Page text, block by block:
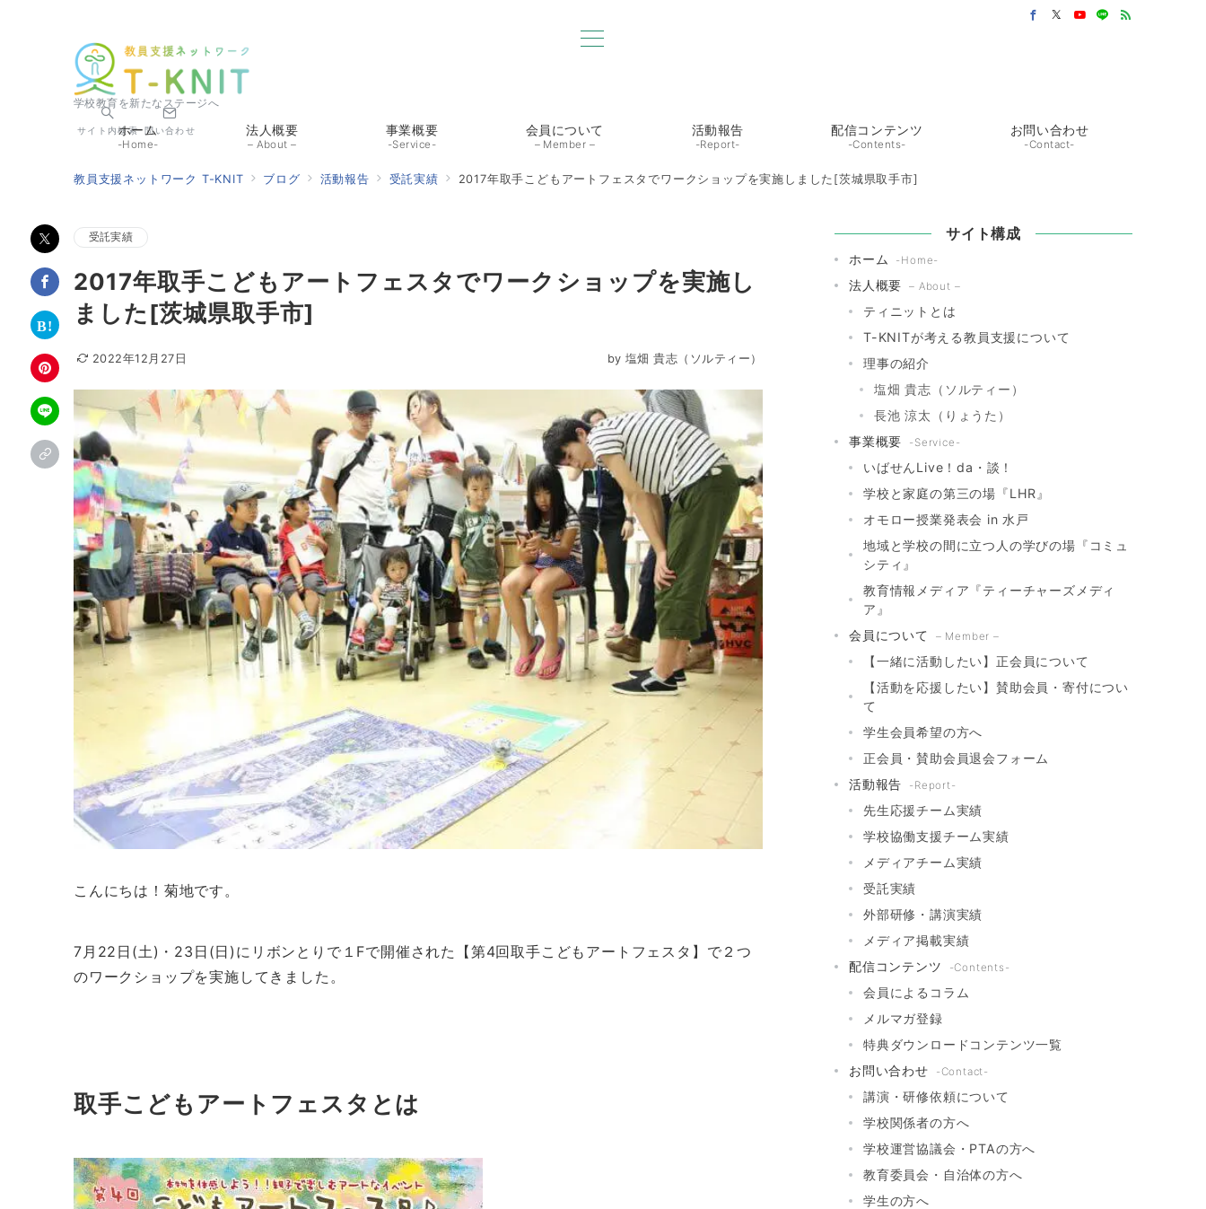
学校教育を新たなステージへ
サイト内検索 問い合わせ
ホーム
-Home-
法人概要
– About –
事業概要
-Service-
会員について
– Member –
活動報告
-Report-
配信コンテンツ
-Contents-
お問い合わせ
-Contact-
教員支援ネットワーク T-KNIT ブログ 活動報告 受託実績 2017年取手こどもアートフェスタでワークショップを実施しました[茨城県取手市]
受託実績
2017年取手こどもアートフェスタでワークショップを実施し
ました[茨城県取手市]
2022年12月27日 by 塩畑 貴志（ソルティー）
こんにちは！菊地です。
7月22日(土)・23日(日)にリボンとりで１Fで開催された【第4回取手こどもアートフェスタ】で２つ
のワークショップを実施してきました。
取手こどもアートフェスタとは
サイト構成
ホーム -Home-
法人概要 – About –
ティニットとは
T-KNITが考える教員支援について
理事の紹介
塩畑 貴志（ソルティー）
長池 涼太（りょうた）
事業概要
-Service-
いばせんLive！da・談！
学校と家庭の第三の場『LHR』
オモロー授業発表会 in 水戸
地域と学校の間に立つ人の学びの場『コミュ
シティ』
教育情報メディア『ティーチャーズメディ
ア』
会員について
– Member –
【一緒に活動したい】正会員について
【活動を応援したい】賛助会員・寄付につい
て
学生会員希望の方へ
正会員・賛助会員退会フォーム
活動報告
-Report-
先生応援チーム実績
学校協働支援チーム実績
メディアチーム実績
受託実績
外部研修・講演実績
メディア掲載実績
配信コンテンツ
-Contents-
会員によるコラム
メルマガ登録
特典ダウンロードコンテンツ一覧
お問い合わせ
-Contact-
講演・研修依頼について
学校関係者の方へ
学校運営協議会・PTAの方へ
教育委員会・自治体の方へ
学生の方へ